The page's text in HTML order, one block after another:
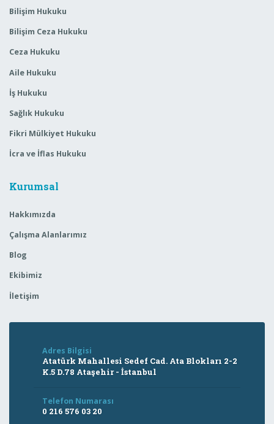
Bilişim Hukuku
Bilişim Ceza Hukuku
Ceza Hukuku
Aile Hukuku
İş Hukuku
Sağlık Hukuku
Fikri Mülkiyet Hukuku
İcra ve İflas Hukuku
Kurumsal
Hakkımızda
Çalışma Alanlarımız
Blog
Ekibimiz
İletişim
Adres Bilgisi
Atatürk Mahallesi Sedef Cad. Ata Blokları 2-2
K.5 D.78 Ataşehir - İstanbul
Telefon Numarası
0 216 576 03 20